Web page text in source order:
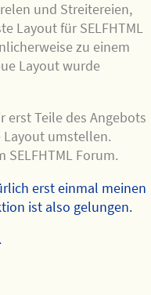
und Streitereien,
Layout für SELFHTML
zu einem
Layout wurde
Teile des Angebots
Layout umstellen.
Forum.
erst einmal meinen
ist also gelungen.